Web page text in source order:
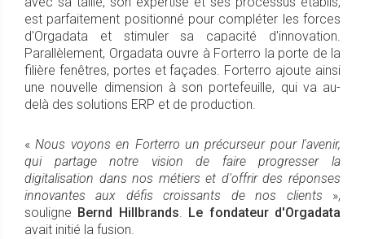
est parfaitement positionné pour compléter les forces
d'Orgadata et stimuler sa capacité d'innovation.
Parallèlement, Orgadata ouvre à Forterro la porte de la
filière fenêtres, portes et façades. Forterro ajoute ainsi
une nouvelle dimension à son portefeuille, qui va au-
delà des solutions ERP et de production.
«Nous voyons en Forterro un précurseur pour l'avenir,
qui partage notre vision de faire progresser la
digitalisation dans nos métiers et d'offrir des réponses
innovantes aux défis croissants de nos clients »,
souligne Bernd Hillbrands. Le fondateur d'Orgadata
avait initié la fusion.